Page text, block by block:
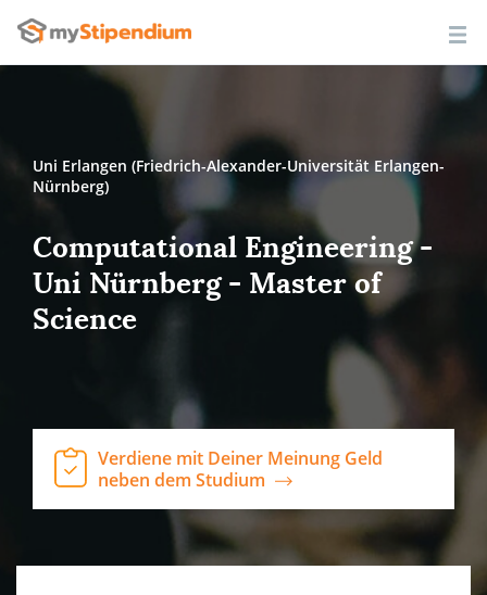
Uni Erlangen (Friedrich-Alexander-Universität Erlangen-
Nürnberg)
Computational Engineering -
Uni Nürnberg - Master of
Science
Verdiene mit Deiner Meinung Geld
neben dem Studium